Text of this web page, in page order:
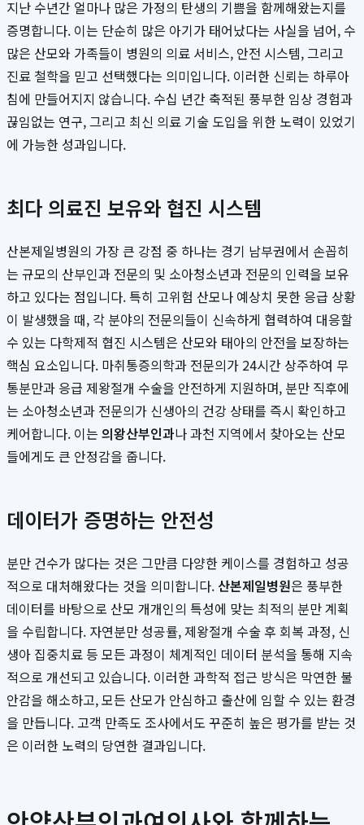
지난 수년간 얼마나 많은 가정의 탄생의 기쁨을 함께해왔는지를
증명합니다. 이는 단순히 많은 아기가 태어났다는 사실을 넘어, 수
많은 산모와 가족들이 병원의 의료 서비스, 안전 시스템, 그리고
진료 철학을 믿고 선택했다는 의미입니다. 이러한 신뢰는 하루아
침에 만들어지지 않습니다. 수십 년간 축적된 풍부한 임상 경험과
끊임없는 연구, 그리고 최신 의료 기술 도입을 위한 노력이 있었기
에 가능한 성과입니다.
최다 의료진 보유와 협진 시스템
산본제일병원의 가장 큰 강점 중 하나는 경기 남부권에서 손꼽히
는 규모의 산부인과 전문의 및 소아청소년과 전문의 인력을 보유
하고 있다는 점입니다. 특히 고위험 산모나 예상치 못한 응급 상황
이 발생했을 때, 각 분야의 전문의들이 신속하게 협력하여 대응할
수 있는 다학제적 협진 시스템은 산모와 태아의 안전을 보장하는
핵심 요소입니다. 마취통증의학과 전문의가 24시간 상주하여 무
통분만과 응급 제왕절개 수술을 안전하게 지원하며, 분만 직후에
는 소아청소년과 전문의가 신생아의 건강 상태를 즉시 확인하고
케어합니다. 이는 의왕산부인과나 과천 지역에서 찾아오는 산모
들에게도 큰 안정감을 줍니다.
데이터가 증명하는 안전성
분만 건수가 많다는 것은 그만큼 다양한 케이스를 경험하고 성공
적으로 대처해왔다는 것을 의미합니다. 산본제일병원은 풍부한
데이터를 바탕으로 산모 개개인의 특성에 맞는 최적의 분만 계획
을 수립합니다. 자연분만 성공률, 제왕절개 수술 후 회복 과정, 신
생아 집중치료 등 모든 과정이 체계적인 데이터 분석을 통해 지속
적으로 개선되고 있습니다. 이러한 과학적 접근 방식은 막연한 불
안감을 해소하고, 모든 산모가 안심하고 출산에 임할 수 있는 환경
을 만듭니다. 고객 만족도 조사에서도 꾸준히 높은 평가를 받는 것
은 이러한 노력의 당연한 결과입니다.